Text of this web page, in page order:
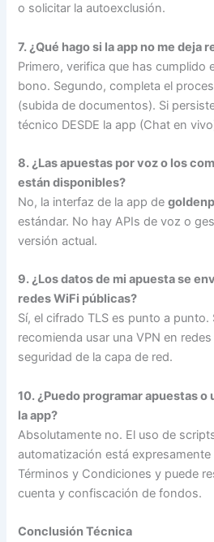
o solicitar la autoexclusión.
7. ¿Qué hago si la app no me deja
Primero, verifica que has cumplido
bono. Segundo, completa el
(subida de documentos). Si
técnico DESDE la app (Chat en
8. ¿Las apuestas por voz o los
están disponibles?
No, la interfaz de la app de
estándar. No hay APIs de voz o
versión actual.
9. ¿Los datos de mi apuesta se
redes WiFi públicas?
Sí, el cifrado TLS es punto a punto.
recomienda usar una VPN en
seguridad de la capa de red.
10. ¿Puedo programar apuestas o
la app?
Absolutamente no. El uso de
automatización está
Términos y Condiciones y puede
cuenta y confiscación de fondos.
Conclusión Técnica